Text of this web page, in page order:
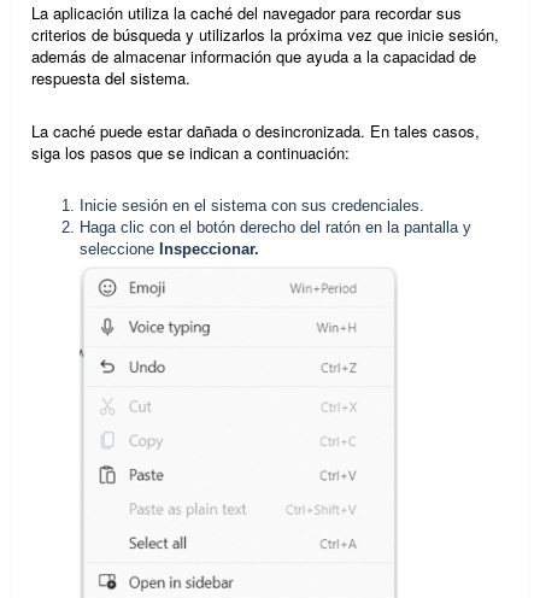
La aplicación utiliza la caché del navegador para recordar sus
criterios de búsqueda y utilizarlos la próxima vez que inicie sesión,
además de almacenar información que ayuda a la capacidad de
respuesta del sistema.
La caché puede estar dañada o desincronizada. En tales casos,
siga los pasos que se indican a continuación:
Inicie sesión en el sistema con sus credenciales.
Haga clic con el botón derecho del ratón en la pantalla y
seleccione Inspeccionar.